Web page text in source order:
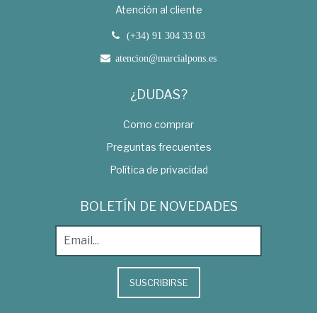
Atención al cliente
(+34) 91 304 33 03
atencion@marcialpons.es
¿DUDAS?
Como comprar
Preguntas frecuentes
Política de privacidad
BOLETÍN DE NOVEDADES
SUSCRIBIRSE